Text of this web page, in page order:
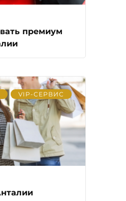
премиум
VIP-СЕРВИС